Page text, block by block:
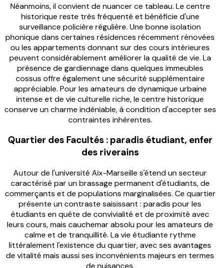
Néanmoins, il convient de nuancer ce tableau. Le centre
historique reste très fréquenté et bénéficie d'une
surveillance policière régulière. Une bonne isolation
phonique dans certaines résidences récemment rénovées
ou les appartements donnant sur des cours intérieures
peuvent considérablement améliorer la qualité de vie. La
présence de gardiennage dans quelques immeubles
cossus offre également une sécurité supplémentaire
appréciable. Pour les amateurs de dynamique urbaine
intense et de vie culturelle riche, le centre historique
conserve un charme indéniable, à condition d'accepter ses
contraintes inhérentes.
Quartier des Facultés : paradis étudiant, enfer
des riverains
Autour de l'université Aix-Marseille s'étend un secteur
caractérisé par un brassage permanent d'étudiants, de
commerçants et de populations marginalisées. Ce quartier
présente un contraste saisissant : paradis pour les
étudiants en quête de convivialité et de proximité avec
leurs cours, mais cauchemar absolu pour les amateurs de
calme et de tranquillité. La vie étudiante rythme
littéralement l'existence du quartier, avec ses avantages
de vitalité mais aussi ses inconvénients majeurs en termes
de nuisances.